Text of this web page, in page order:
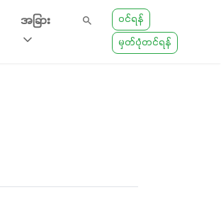
အခြား
ဝင်ရန်
မှတ်ပုံတင်ရန်